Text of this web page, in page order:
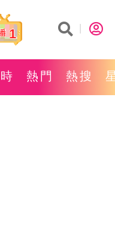
1
熱門 熱搜